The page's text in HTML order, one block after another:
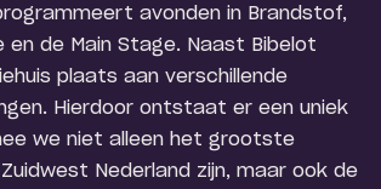
avonden in Brandstof,
en de Main Stage. Naast Bibelot
plaats aan verschillende
Hierdoor ontstaat er een uniek
we niet alleen het grootste
Nederland zijn, maar ook de